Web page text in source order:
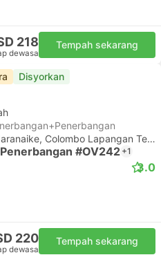
218
dewasa
Tempah sekarang
Disyorkan
CMB Lapangan Terbang Bandaranaike, Colombo Lapangan Terbang
#OV242 +1
3.0
220
dewasa
Tempah sekarang